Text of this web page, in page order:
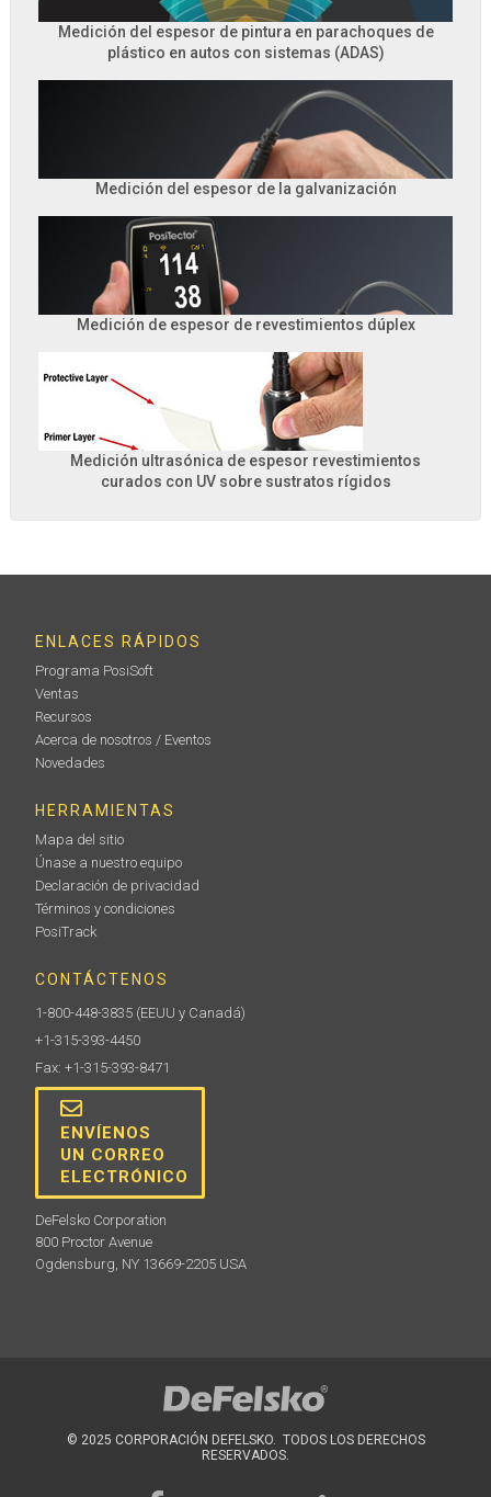
Medición del espesor de pintura en parachoques de
plástico en autos con sistemas (ADAS)
Medición del espesor de la galvanización
Medición de espesor de revestimientos dúplex
Medición ultrasónica de espesor revestimientos
curados con UV sobre sustratos rígidos
ENLACES RÁPIDOS
Programa PosiSoft
Ventas
Recursos
Acerca de nosotros / Eventos
Novedades
HERRAMIENTAS
Mapa del sitio
Únase a nuestro equipo
Declaración de privacidad
Términos y condiciones
PosiTrack
CONTÁCTENOS
1-800-448-3835 (EEUU y Canadá)
+1-315-393-4450
Fax: +1-315-393-8471
ENVÍENOS
UN CORREO
ELECTRÓNICO
DeFelsko Corporation
800 Proctor Avenue
Ogdensburg, NY 13669-2205 USA
© 2025 CORPORACIÓN DEFELSKO. TODOS LOS DERECHOS
RESERVADOS.